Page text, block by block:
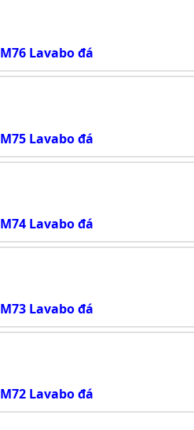
M76 Lavabo đá
M75 Lavabo đá
M74 Lavabo đá
M73 Lavabo đá
M72 Lavabo đá